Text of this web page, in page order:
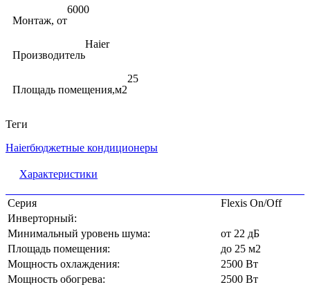
Монтаж, от
6000
Производитель
Haier
Площадь помещения,м2
25
Теги
Haierбюджетные кондиционеры
Характеристики
Серия
Flexis On/Off
Инверторный:
Минимальный уровень шума:
от 22 дБ
Площадь помещения:
до 25 м2
Мощность охлаждения:
2500 Вт
Мощность обогрева:
2500 Вт